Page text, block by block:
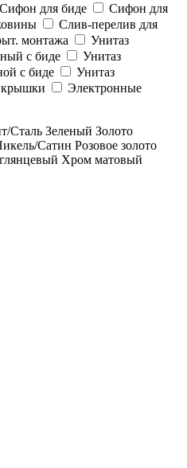
Сифон для биде
Сифон для
Слив-перелив для
монтажа
Унитаз
с биде
Унитаз
с биде
Унитаз
крышки
Электронные
Сталь Зеленый Золото
Сатин Розовое золото
Хром матовый